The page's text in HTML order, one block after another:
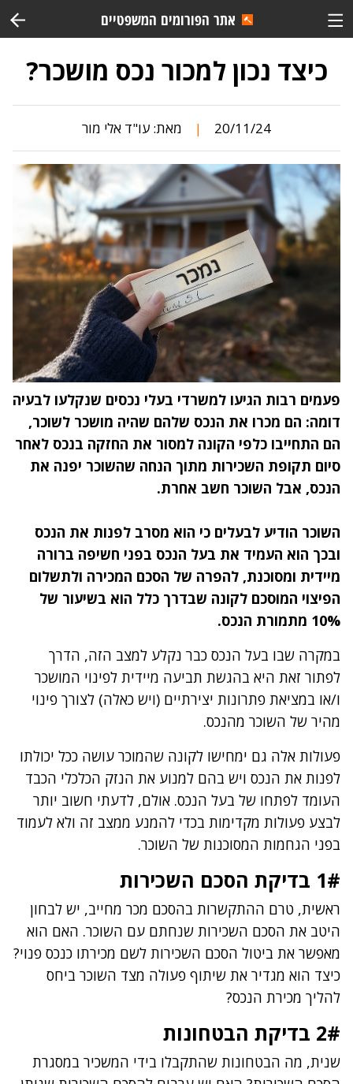
אתר הפורומים המשפטיים
כיצד נכון למכור נכס מושכר?
20/11/24
| מאת: עו"ד אלי מור
פעמים רבות הגיעו למשרדי בעלי נכסים שנקלעו לבעיה
דומה: הם מכרו את הנכס שלהם שהיה מושכר לשוכר,
הם התחייבו כלפי הקונה למסור את החזקה בנכס לאחר
סיום תקופת השכירות מתוך הנחה שהשוכר יפנה את
הנכס, אבל השוכר חשב אחרת.
השוכר הודיע לבעלים כי הוא מסרב לפנות את הנכס
ובכך הוא העמיד את בעל הנכס בפני חשיפה ברורה
מיידית ומסוכנת, להפרה של הסכם המכירה ולתשלום
הפיצוי המוסכם לקונה שבדרך כלל הוא בשיעור של
10% מתמורת הנכס.
במקרה שבו בעל הנכס כבר נקלע למצב הזה, הדרך
לפתור זאת היא בהגשת תביעה מיידית לפינוי המושכר
ו/או במציאת פתרונות יצירתיים (ויש כאלה) לצורך פינוי
מהיר של השוכר מהנכס.
פעולות אלה גם ימחישו לקונה שהמוכר עושה ככל יכולתו
לפנות את הנכס ויש בהם למנוע את הנזק הכלכלי הכבד
העומד לפתחו של בעל הנכס. אולם, לדעתי חשוב יותר
לבצע פעולות מקדימות בכדי להמנע ממצב זה ולא לעמוד
בפני הגחמות המסוכנות של השוכר.
1# בדיקת הסכם השכירות
ראשית, טרם ההתקשרות בהסכם מכר מחייב, יש לבחון
היטב את הסכם השכירות שנחתם עם השוכר. האם הוא
מאפשר את ביטול הסכם השכירות לשם מכירתו כנכס פנוי?
כיצד הוא מגדיר את שיתוף פעולה מצד השוכר ביחס
להליך מכירת הנכס?
2# בדיקת הבטחונות
שנית, מה הבטחונות שהתקבלו בידי המשכיר במסגרת